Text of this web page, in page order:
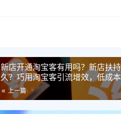
新店开通淘宝客有用吗？新店扶
久？巧用淘宝客引流增效，低成
流量红利！
上一篇